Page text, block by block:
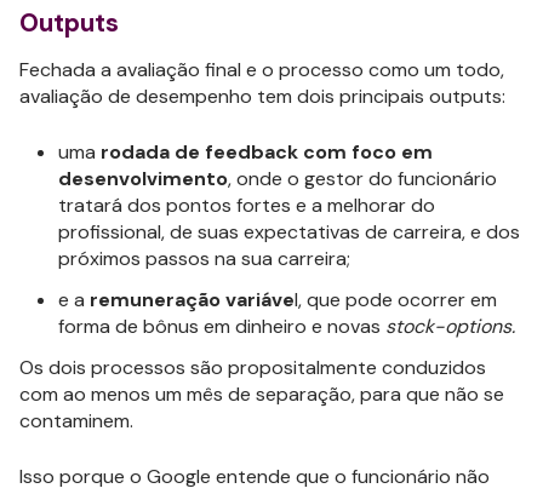
Outputs
Fechada a avaliação final e o processo como um todo,
avaliação de desempenho tem dois principais outputs:
uma rodada de feedback com foco em
desenvolvimento, onde o gestor do funcionário
tratará dos pontos fortes e a melhorar do
profissional, de suas expectativas de carreira, e dos
próximos passos na sua carreira;
e a remuneração variável, que pode ocorrer em
forma de bônus em dinheiro e novas stock-options.
Os dois processos são propositalmente conduzidos
com ao menos um mês de separação, para que não se
contaminem.
Isso porque o Google entende que o funcionário não